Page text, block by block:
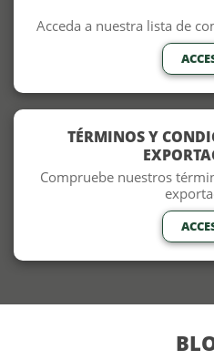
Acceda a nuestra lista de
TÉRMINOS Y
Compruebe nuestros